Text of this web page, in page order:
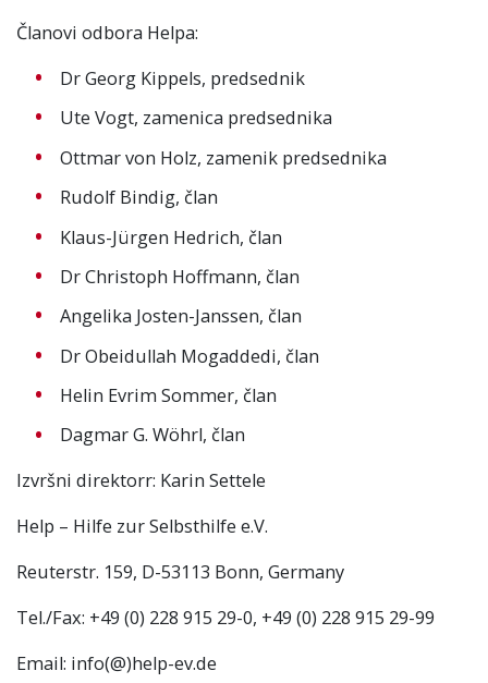
Članovi odbora Helpa:
Dr Georg Kippels, predsednik
Ute Vogt, zamenica predsednika
Ottmar von Holz, zamenik predsednika
Rudolf Bindig, član
Klaus-Jürgen Hedrich, član
Dr Christoph Hoffmann, član
Angelika Josten-Janssen, član
Dr Obeidullah Mogaddedi, član
Helin Evrim Sommer, član
Dagmar G. Wöhrl, član
Izvršni direktorr: Karin Settele
Help – Hilfe zur Selbsthilfe e.V.
Reuterstr. 159, D-53113 Bonn, Germany
Tel./Fax: +49 (0) 228 915 29-0, +49 (0) 228 915 29-99
Email: info(@)help-ev.de